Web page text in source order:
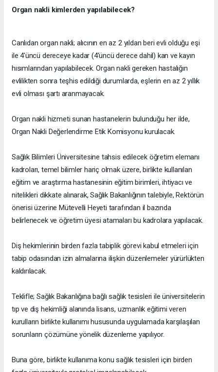
Organ nakli kimlerden yapılabilecek?
Canlıdan organ nakli; alıcının en az 2 yıldan beri evli olduğu eşi
ile 4'üncü dereceye kadar (4'üncü derece dahil) kan ve kayın
hısımlarından yapılabilecek. Organ nakli gereken hastalığın
evlilikten sonra teşhis edildiği durumlarda, eşlerin en az 2 yıllık
evli olması şartı aranmayacak.
Organ nakli hizmeti sunan hastanelerin bulunduğu her ilde,
Organ Nakli Değerlendirme Etik Komisyonu kurulacak.
Sağlık Bilimleri Üniversitesine tahsis edilecek öğretim elemanı
kadroları, temel bilimler hariç olmak üzere, birlikte kullanılan
eğitim ve araştırma hastanesinin eğitim birimleri, ihtiyacı ve
nitelikleri dikkate alınarak, Sağlık Bakanlığının talebiyle, Rektörün
önerisi üzerine Mütevelli Heyeti tarafından il bazında
belirlenecek ve öğretim üyesi atamaları bu kadrolara yapılacak.
Diş hekimlerinin birden fazla tabiplik görevi kabul etmeleri için
tabip odasından izin almalarına ilişkin düzenlemeler yürürlükten
kaldırılacak.
Teklifle; Sağlık Bakanlığına bağlı sağlık tesisleri ile üniversitelerin
tıp ve diş hekimliği alanında lisans, uzmanlık eğitimi veren
kurulların birlikte kullanımı hususunda uygulamada karşılaşılan
sorunların çözümüne yönelik düzenleme yapılıyor.
Buna göre, birlikte kullanıma konu sağlık tesisleri için birden